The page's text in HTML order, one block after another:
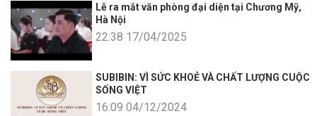
Lễ ra mắt văn phòng đại diện tại Chương Mỹ,
Hà Nội
22:38 17/04/2025
SUBIBIN: VÌ SỨC KHOẺ VÀ CHẤT LƯỢNG CUỘC
SỐNG VIỆT
16:09 04/12/2024